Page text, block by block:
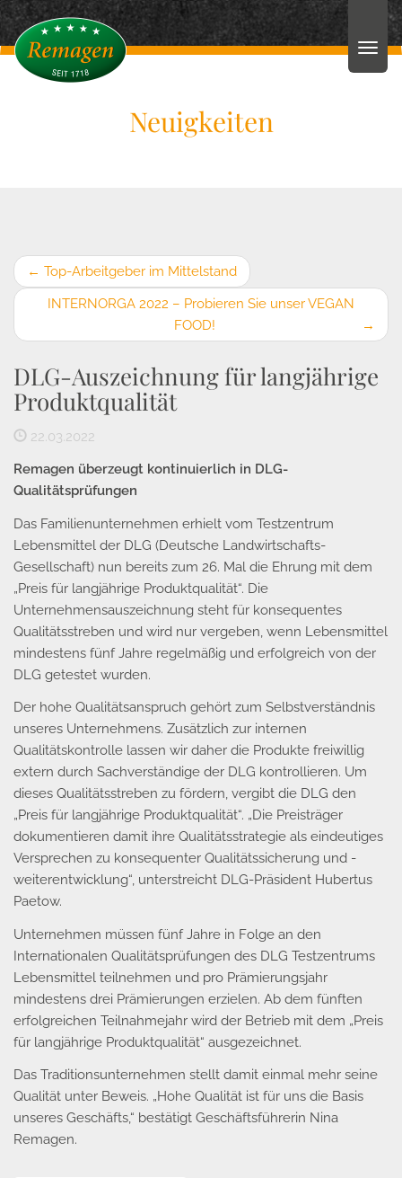
Neuigkeiten
← Top-Arbeitgeber im Mittelstand
INTERNORGA 2022 – Probieren Sie unser VEGAN
FOOD!
→
DLG-Auszeichnung für langjährige
Produktqualität
22.03.2022
Remagen überzeugt kontinuierlich in DLG-
Qualitätsprüfungen
Das Familienunternehmen erhielt vom Testzentrum
Lebensmittel der DLG (Deutsche Landwirtschafts-
Gesellschaft) nun bereits zum 26. Mal die Ehrung mit dem
„Preis für langjährige Produktqualität“. Die
Unternehmensauszeichnung steht für konsequentes
Qualitätsstreben und wird nur vergeben, wenn Lebensmittel
mindestens fünf Jahre regelmäßig und erfolgreich von der
DLG getestet wurden.
Der hohe Qualitätsanspruch gehört zum Selbstverständnis
unseres Unternehmens. Zusätzlich zur internen
Qualitätskontrolle lassen wir daher die Produkte freiwillig
extern durch Sachverständige der DLG kontrollieren. Um
dieses Qualitätsstreben zu fördern, vergibt die DLG den
„Preis für langjährige Produktqualität“. „Die Preisträger
dokumentieren damit ihre Qualitätsstrategie als eindeutiges
Versprechen zu konsequenter Qualitätssicherung und -
weiterentwicklung“, unterstreicht DLG-Präsident Hubertus
Paetow.
Unternehmen müssen fünf Jahre in Folge an den
Internationalen Qualitätsprüfungen des DLG Testzentrums
Lebensmittel teilnehmen und pro Prämierungsjahr
mindestens drei Prämierungen erzielen. Ab dem fünften
erfolgreichen Teilnahmejahr wird der Betrieb mit dem „Preis
für langjährige Produktqualität“ ausgezeichnet.
Das Traditionsunternehmen stellt damit einmal mehr seine
Qualität unter Beweis. „Hohe Qualität ist für uns die Basis
unseres Geschäfts,“ bestätigt Geschäftsführerin Nina
Remagen.